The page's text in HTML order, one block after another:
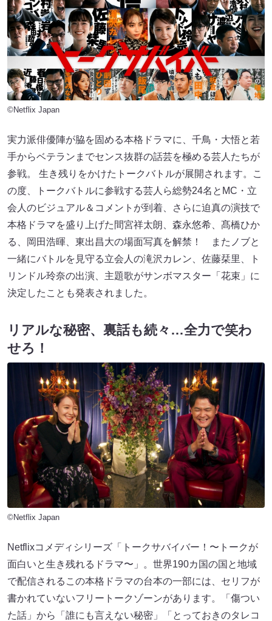
©Netflix Japan
実力派俳優陣が脇を固める本格ドラマに、千鳥・大悟と若
手からベテランまでセンス抜群の話芸を極める芸人たちが
参戦。 生き残りをかけたトークバトルが展開されます。こ
の度、トークバトルに参戦する芸人ら総勢24名とMC・立
会人のビジュアル＆コメントが到着、さらに迫真の演技で
本格ドラマを盛り上げた間宮祥太朗、森永悠希、髙橋ひか
る、岡田浩暉、東出昌大の場面写真を解禁！ またノブと
一緒にバトルを見守る立会人の滝沢カレン、佐藤栞里、ト
リンドル玲奈の出演、主題歌がサンボマスター「花束」に
決定したことも発表されました。
リアルな秘密、裏話も続々…全力で笑わ
せろ！
©Netflix Japan
Netflixコメディシリーズ「トークサバイバー！〜トークが
面白いと生き残れるドラマ〜」。世界190カ国の国と地域
で配信されるこの本格ドラマの台本の一部には、セリフが
書かれていないフリートークゾーンがあります。「傷つい
た話」から「誰にも言えない秘密」「とっておきのタレコ